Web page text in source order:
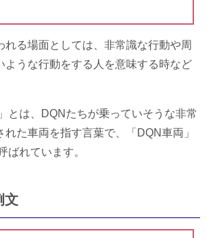
れる場面としては、非常識な行動や周
ような行動をする人を意味する時など
とは、DQNたちが乗っていそうな非常
た車両を指す言葉で、「DQN車両」
ばれています。
文